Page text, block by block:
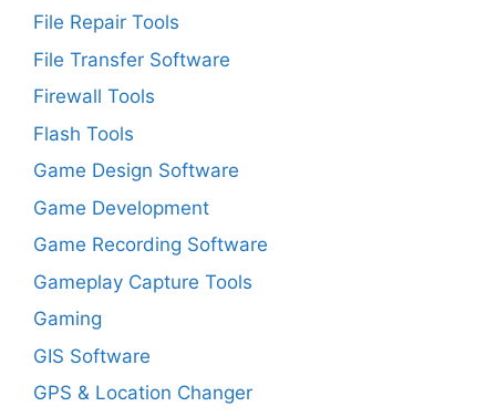
File Repair Tools
File Transfer Software
Firewall Tools
Flash Tools
Game Design Software
Game Development
Game Recording Software
Gameplay Capture Tools
Gaming
GIS Software
GPS & Location Changer